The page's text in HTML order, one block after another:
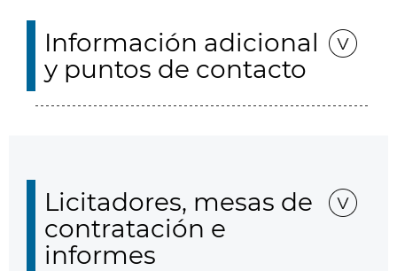
Información adicional
y puntos de contacto
Licitadores, mesas de
contratación e
informes